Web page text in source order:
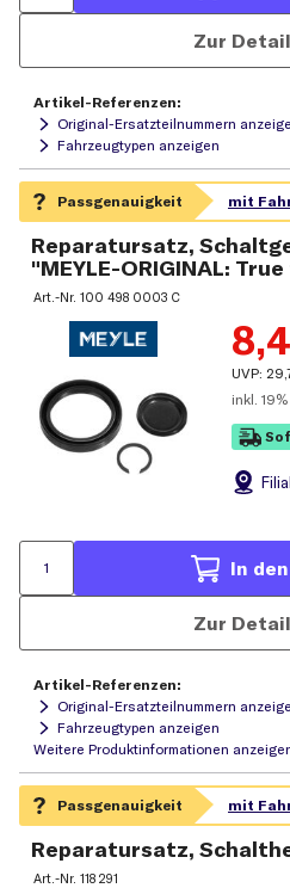
Zur
Artikel-Referenzen:
Original-Ersatzteilnummern
Fahrzeugtypen anzeigen
Reparatursatz,
"MEYLE-ORIGINAL:
Art.-Nr.100 498 0003 C
UVP:
inkl.
In
Zur
Artikel-Referenzen:
Original-Ersatzteilnummern
Fahrzeugtypen anzeigen
Reparatursatz,
Art.-Nr.118 291